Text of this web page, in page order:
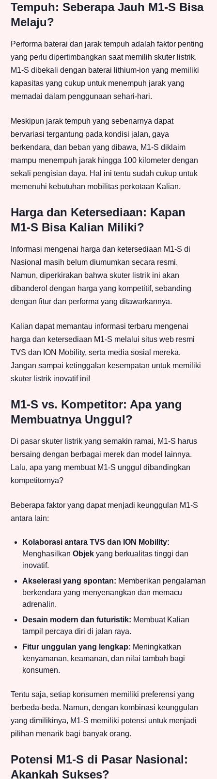
Tempuh: Seberapa Jauh M1-S Bisa
Melaju?
Performa baterai dan jarak tempuh adalah faktor penting
yang perlu dipertimbangkan saat memilih skuter listrik.
M1-S dibekali dengan baterai lithium-ion yang memiliki
kapasitas yang cukup untuk menempuh jarak yang
memadai dalam penggunaan sehari-hari.
Meskipun jarak tempuh yang sebenarnya dapat
bervariasi tergantung pada kondisi jalan, gaya
berkendara, dan beban yang dibawa, M1-S diklaim
mampu menempuh jarak hingga 100 kilometer dengan
sekali pengisian daya. Hal ini tentu sudah cukup untuk
memenuhi kebutuhan mobilitas perkotaan Kalian.
Harga dan Ketersediaan: Kapan
M1-S Bisa Kalian Miliki?
Informasi mengenai harga dan ketersediaan M1-S di
Nasional masih belum diumumkan secara resmi.
Namun, diperkirakan bahwa skuter listrik ini akan
dibanderol dengan harga yang kompetitif, sebanding
dengan fitur dan performa yang ditawarkannya.
Kalian dapat memantau informasi terbaru mengenai
harga dan ketersediaan M1-S melalui situs web resmi
TVS dan ION Mobility, serta media sosial mereka.
Jangan sampai ketinggalan kesempatan untuk memiliki
skuter listrik inovatif ini!
M1-S vs. Kompetitor: Apa yang
Membuatnya Unggul?
Di pasar skuter listrik yang semakin ramai, M1-S harus
bersaing dengan berbagai merek dan model lainnya.
Lalu, apa yang membuat M1-S unggul dibandingkan
kompetitornya?
Beberapa faktor yang dapat menjadi keunggulan M1-S
antara lain:
Kolaborasi antara TVS dan ION Mobility:
Menghasilkan Objek yang berkualitas tinggi dan
inovatif.
Akselerasi yang spontan: Memberikan pengalaman
berkendara yang menyenangkan dan memacu
adrenalin.
Desain modern dan futuristik: Membuat Kalian
tampil percaya diri di jalan raya.
Fitur unggulan yang lengkap: Meningkatkan
kenyamanan, keamanan, dan nilai tambah bagi
konsumen.
Tentu saja, setiap konsumen memiliki preferensi yang
berbeda-beda. Namun, dengan kombinasi keunggulan
yang dimilikinya, M1-S memiliki potensi untuk menjadi
pilihan menarik bagi banyak orang.
Potensi M1-S di Pasar Nasional:
Akankah Sukses?